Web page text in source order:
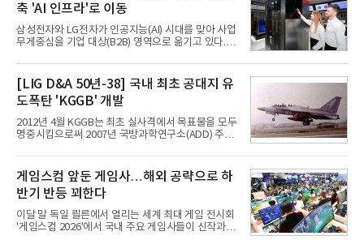
축 'AI 인프라'로 이동
삼성전자와 LG전자가 인공지능(AI) 시대를 맞아 사업
무게중심을 기업 대상(B2B) 영역으로 옮기고 있다.
접어든 가운데 삼성전자는 AI 반도체를 중심으로 데
이터센터 생태계 공략을 강화하고 LG전자는 냉각솔
루션·전장·로봇 등 기업용 솔루션 사업 확대에 속도를
내고 있다.9일 업계에 따르면 LG전자는 2분기 생활가
전과 프리미엄 제품 경쟁력에 더해 B2B 사업 확대 효
과로 수익성을 방어한 반면 삼성전자는 디바이스경험
(DX) 부문의 TV·생활가전 수익성이 악화됐다. 대신 삼
사업 확대
[LIG D&A 50년-38] 국내 최초 공대지 유
도폭탄 'KGGB' 개발
2012년 4월 KGGB는 최초 실사격에서 목표물을 모두
명중시킴으로써 2007년 국방과학연구소(ADD) 주관
체로 참여했다. 체계개발에는 총 400여억 원의 개발
비와 62개월의 기간이 소요됐다. 한국형 GPS 유도폭
탄 KGGB(Korea GPS Guided Bomb)는 국내 최초
의 공대지 유도폭탄으로 2012년에 최종 전투용 적합
판정을 받았다.우리 공군이 운용하는 모든 전투기에
탑재할 수 있는 KGGB는 일반목적폭탄(General
Purpose Bomb)에 장착하여 운용토록 개발됐다.이
게임스컴 앞둔 게임사…해외 공략으로 하
반기 반등 꾀한다
이달 말 독일 쾰른에서 열리는 세계 최대 게임 전시회
'게임스컴 2026'에서 국내 주요 게임사들이 신작과 글